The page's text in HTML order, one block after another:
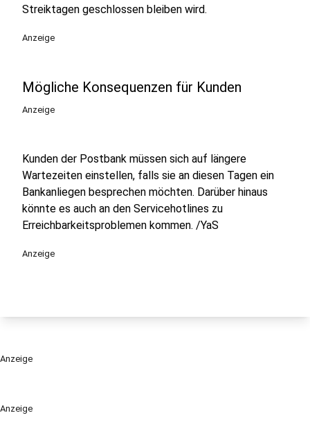
Anzeige
Streiktagen geschlossen bleiben wird.
Anzeige
Mögliche Konsequenzen für Kunden
Anzeige
Kunden der Postbank müssen sich auf längere
Wartezeiten einstellen, falls sie an diesen Tagen ein
Bankanliegen besprechen möchten. Darüber hinaus
könnte es auch an den Servicehotlines zu
Erreichbarkeitsproblemen kommen. /YaS
Anzeige
Anzeige